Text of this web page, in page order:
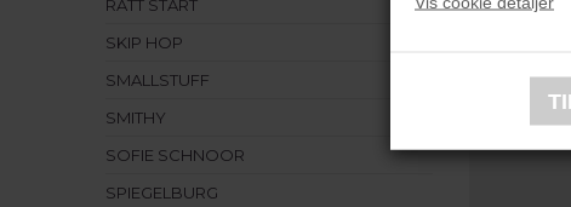
RÄTT START
SKIP HOP
SMALLSTUFF
SMITHY
SOFIE SCHNOOR
SPIEGELBURG
under